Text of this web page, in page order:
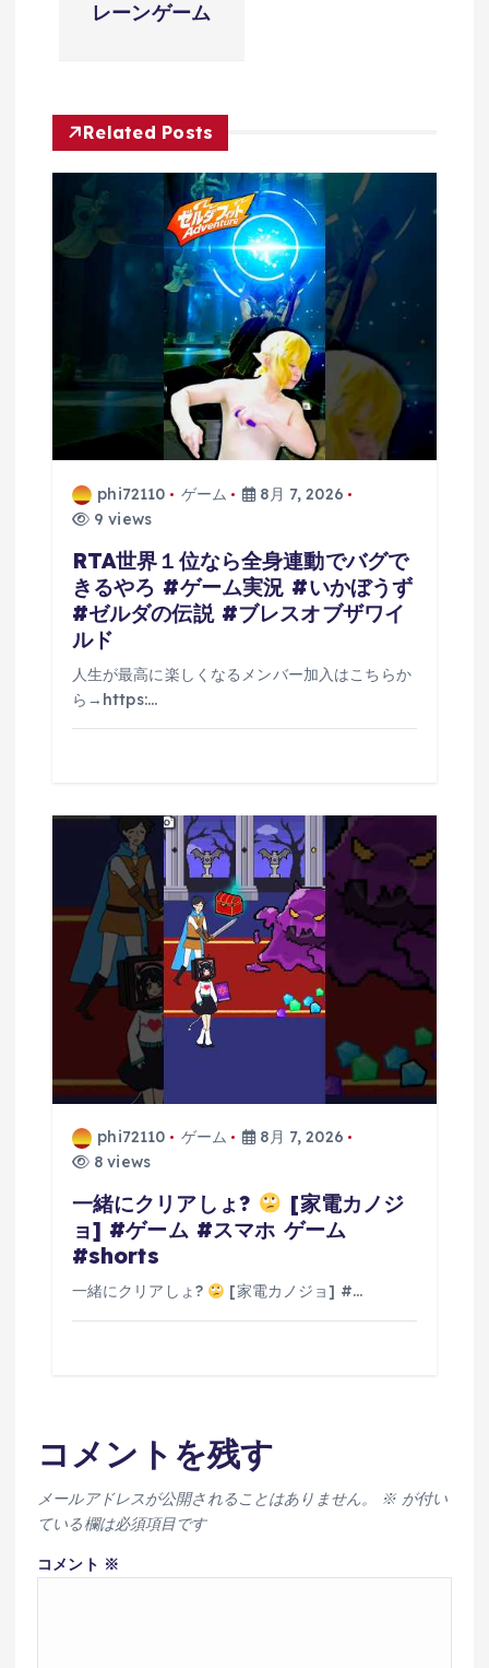
レーンゲーム
Related Posts
phi72110 ゲーム
8月 7, 2026
9 views
RTA世界１位なら全身連動でバグで
きるやろ #ゲーム実況 #いかぼうず
#ゼルダの伝説 #ブレスオブザワイ
ルド
人生が最高に楽しくなるメンバー加入はこちらか
ら→https:…
phi72110 ゲーム
8月 7, 2026
8 views
一緒にクリアしょ?
[家電カノジ
ョ] #ゲーム #スマホ ゲーム
#shorts
一緒にクリアしょ? [家電カノジョ] #…
コメントを残す
メールアドレスが公開されることはありません。 ※が付い
ている欄は必須項目です
コメント ※